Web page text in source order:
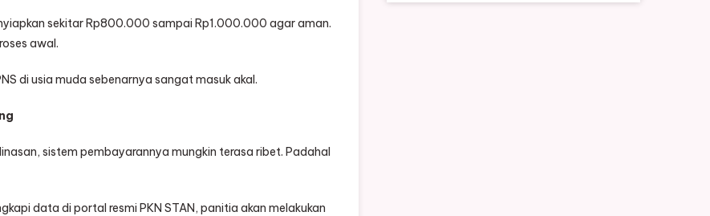
sekitar Rp800.000 sampai Rp1.000.000 agar aman.
awal.
di usia muda sebenarnya sangat masuk akal.
sistem pembayarannya mungkin terasa ribet. Padahal
data di portal resmi PKN STAN, panitia akan melakukan